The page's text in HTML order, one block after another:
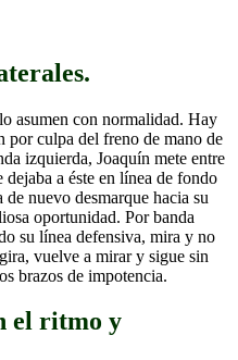
asumen con normalidad. Hay
por culpa del freno de mano de
izquierda, Joaquín mete entre
a éste en lí­nea de fondo
nuevo desmarque hacia su
oportunidad. Por banda
su línea defensiva, mira y no
vuelve a mirar y sigue sin
brazos de impotencia.
el ritmo y